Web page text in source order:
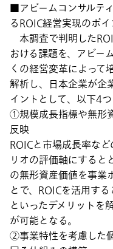
■アビームコンサルテ
るROIC経営実現のポイ
本調査で判明した
おける課題を、アビー
くの経営変革によって
解析し、日本企業が企
イントとして、以下4
①規模成長指標や無形
反映
ROICと市場成長率な
リオの評価軸にすると
の無形資産価値を事業
とで、ROICを活用す
といったデメリットを
が可能となる。
②事業特性を考慮した